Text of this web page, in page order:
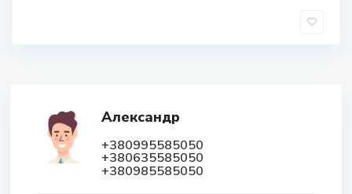
Александр
+380995585050
+380635585050
+380985585050